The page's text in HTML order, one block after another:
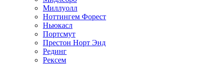
Миллуолл
Ноттингем Форест
Ньюкасл
Портсмут
Престон Норт Энд
Рединг
Рексем